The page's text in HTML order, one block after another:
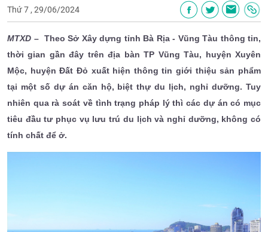
Thứ 7 , 29/06/2024
MTXD – Theo Sở Xây dựng tỉnh Bà Rịa - Vũng Tàu thông tin,
thời gian gần đây trên địa bàn TP Vũng Tàu, huyện Xuyên
Mộc, huyện Đất Đỏ xuất hiện thông tin giới thiệu sản phẩm
tại một số dự án căn hộ, biệt thự du lịch, nghỉ dưỡng. Tuy
nhiên quarà soát về tình trạng pháp lý thì các dự án có mục
tiêu đầu tư phục vụ lưu trú du lịch và nghỉ dưỡng, không có
tính chất để ở.